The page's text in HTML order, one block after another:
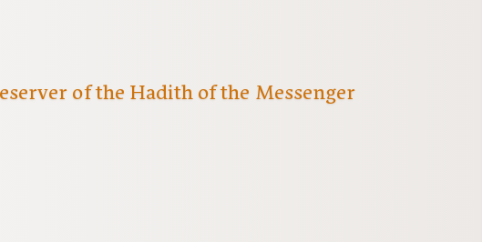
of the Hadith of the Messenger